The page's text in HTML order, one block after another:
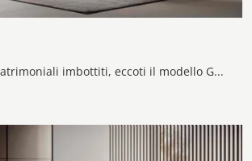
Se cerchi letti matrimoniali imbottiti, eccoti il modello Gotyè in tessuto per valorizzare la camera da letto.